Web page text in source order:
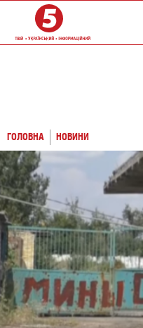
ГОЛОВНА НОВИНИ